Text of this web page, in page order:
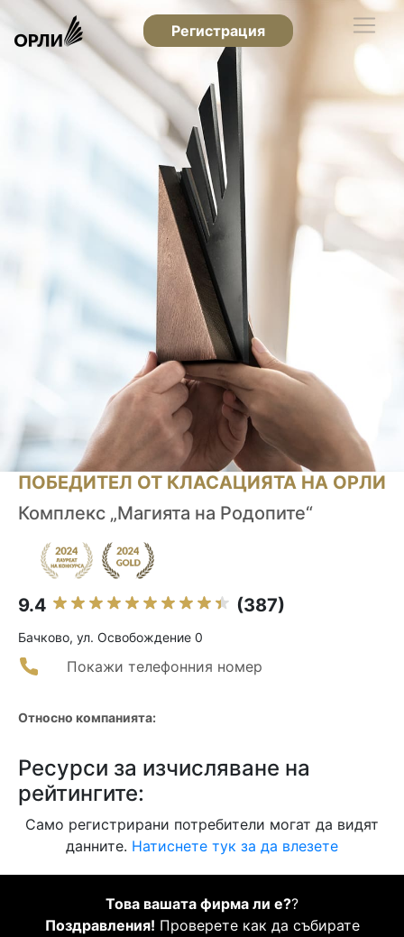
Регистрация
ПОБЕДИТЕЛ ОТ КЛАСАЦИЯТА НА ОРЛИ
Комплекс „Магията на Родопите“
9.4 (387)
Бачково, ул. Освобождение 0
Покажи телефонния номер
Относно компанията:
Ресурси за изчисляване на
рейтингите:
Само регистрирани потребители могат да видят
данните. Натиснете тук за да влезете
Това вашата фирма ли е??
Поздравления! Проверете как да събирате